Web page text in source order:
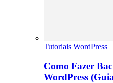
Tutoriais WordPress
Como Fazer
WordPress